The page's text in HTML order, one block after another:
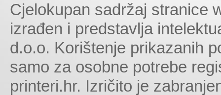
Cjelokupan sadržaj stranice
izrađen i predstavlja
d.o.o. Korištenje prikazanih
samo za osobne potrebe
printeri.hr. Izričito je